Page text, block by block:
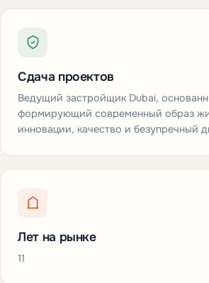
Сдача проектов
Ведущий застройщик Dubai,
формирующий современный образ
инновации, качество и безупречный
Лет на рынке
11